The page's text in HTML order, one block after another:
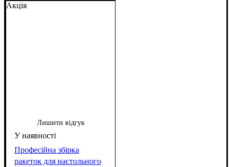
Акція
Лишити відгук
Професійна збірка
ракеток для настольного